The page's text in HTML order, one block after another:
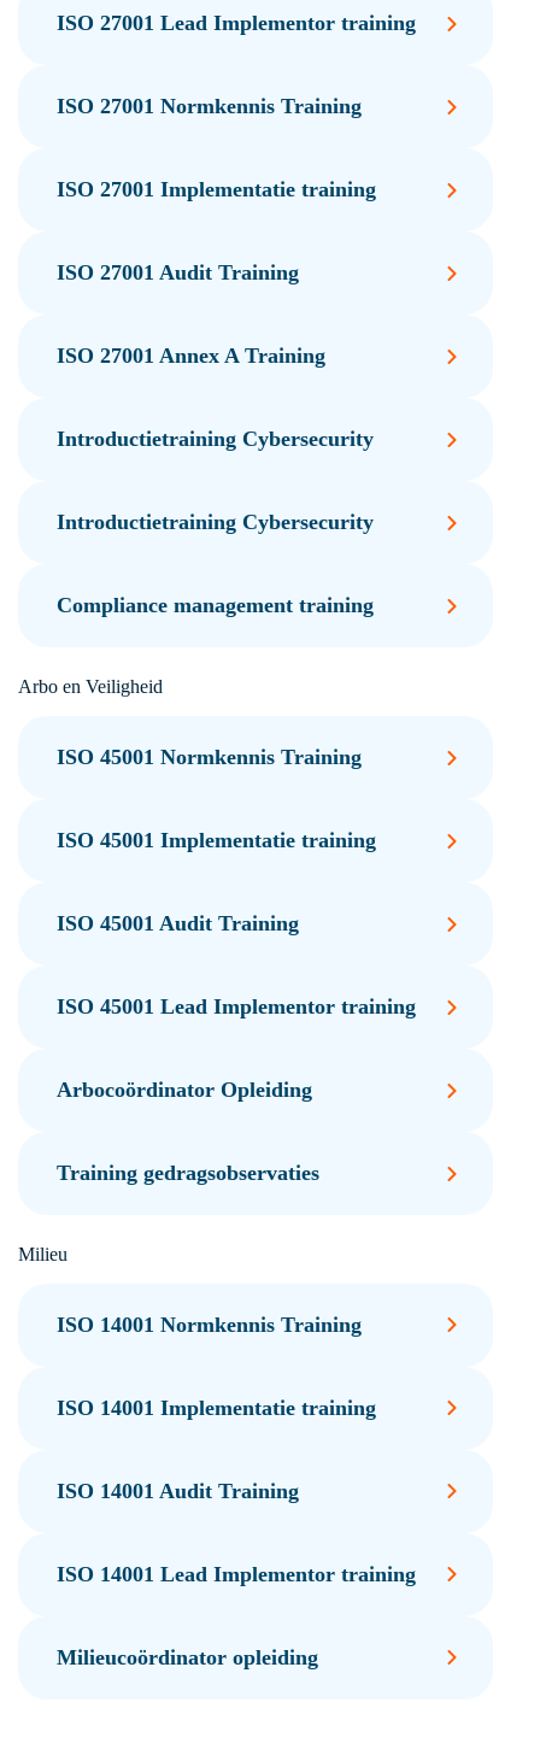
ISO 27001 Lead Implementor training
ISO 27001 Normkennis Training
ISO 27001 Implementatie training
ISO 27001 Audit Training
ISO 27001 Annex A Training
Introductietraining Cybersecurity
Introductietraining Cybersecurity
Compliance management training
Arbo en Veiligheid
ISO 45001 Normkennis Training
ISO 45001 Implementatie training
ISO 45001 Audit Training
ISO 45001 Lead Implementor training
Arbocoördinator Opleiding
Training gedragsobservaties
Milieu
ISO 14001 Normkennis Training
ISO 14001 Implementatie training
ISO 14001 Audit Training
ISO 14001 Lead Implementor training
Milieucoördinator opleiding